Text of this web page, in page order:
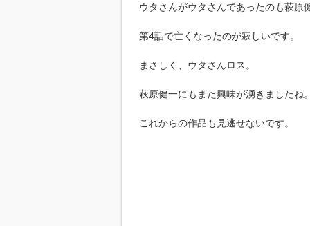
ウタさんがウタさんであったのも萩原
第4話で亡くなったのが寂しいです。
まさしく、ウタさんロス。
萩原健一にもまた興味が湧きましたね
これからの作品も見逃せないです。